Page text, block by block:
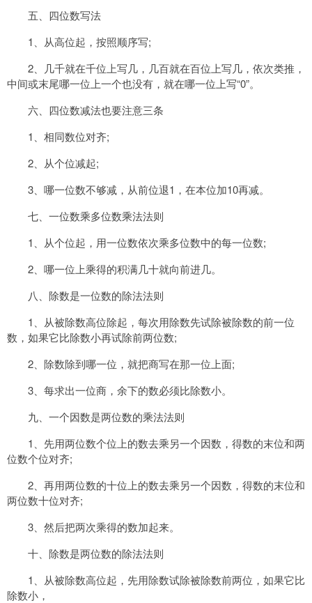
五、四位数写法
1、从高位起，按照顺序写;
2、几千就在千位上写几，几百就在百位上写几，依次类推，
中间或末尾哪一位上一个也没有，就在哪一位上写“0”。
六、四位数减法也要注意三条
1、相同数位对齐;
2、从个位减起;
3、哪一位数不够减，从前位退1，在本位加10再减。
七、一位数乘多位数乘法法则
1、从个位起，用一位数依次乘多位数中的每一位数;
2、哪一位上乘得的积满几十就向前进几。
八、除数是一位数的除法法则
1、从被除数高位除起，每次用除数先试除被除数的前一位
数，如果它比除数小再试除前两位数;
2、除数除到哪一位，就把商写在那一位上面;
3、每求出一位商，余下的数必须比除数小。
九、一个因数是两位数的乘法法则
1、先用两位数个位上的数去乘另一个因数，得数的末位和两
位数个位对齐;
2、再用两位数的十位上的数去乘另一个因数，得数的末位和
两位数十位对齐;
3、然后把两次乘得的数加起来。
十、除数是两位数的除法法则
1、从被除数高位起，先用除数试除被除数前两位，如果它比
除数小，